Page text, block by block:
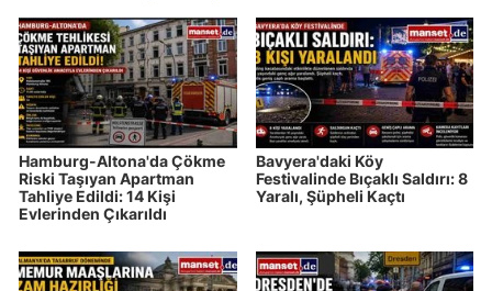
Hamburg-Altona'da Çökme
Riski Taşıyan Apartman
Tahliye Edildi: 14 Kişi
Evlerinden Çıkarıldı
Bavyera'daki Köy
Festivalinde Bıçaklı Saldırı: 8
Yaralı, Şüpheli Kaçtı